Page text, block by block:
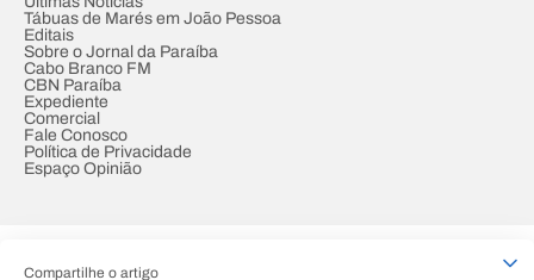
Compartilhe o artigo
Tábuas de Marés em João Pessoa
Editais
Sobre o Jornal da Paraíba
Cabo Branco FM
CBN Paraíba
Expediente
Comercial
Fale Conosco
Política de Privacidade
Espaço Opinião